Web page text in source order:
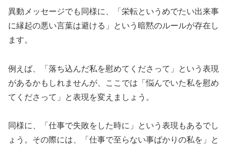
異動メッセージでも同様に、「栄転というめでたい出来事
に縁起の悪い言葉は避ける」という暗黙のルールが存在し
ます。
例えば、「落ち込んだ私を慰めてくださって」という表現
があるかもしれませんが、ここでは「悩んでいた私を慰め
てくださって」と表現を変えましょう。
同様に、「仕事で失敗をした時に」という表現もあるでし
ょう。その際には、「仕事で至らない事ばかりの私を」と